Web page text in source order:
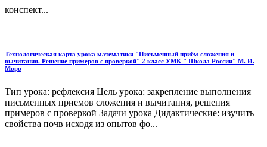
конспект...
Технологическая карта урока математики "Письменный приём сложения и
вычитания. Решение примеров с проверкой" 2 класс УМК " Школа России" М. И.
Моро
Тип урока: рефлексия Цель урока: закрепление выполнения
письменных приемов сложения и вычитания, решения
примеров с проверкой Задачи урока Дидактические: изучить
свойства почв исходя из опытов фо...